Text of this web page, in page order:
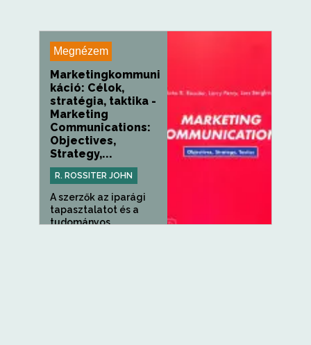
Megnézem
Marketingkommuni
káció: Célok,
stratégia, taktika -
Marketing
Communications:
Objectives,
Strategy,...
R. ROSSITER JOHN
A szerzők az iparági
tapasztalatot és a
tudományos...